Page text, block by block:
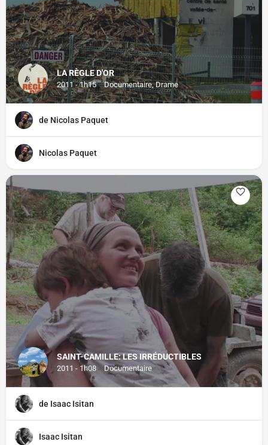
LA RÈGLE D'OR
2011 - 1h15 Documentaire, Drame
de Nicolas Paquet
Nicolas Paquet
SAINT-CAMILLE: LES IRRÉDUCTIBLES
2011 - 1h08 Documentaire
de Isaac Isitan
Isaac Isitan